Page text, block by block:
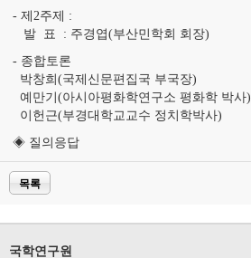
- 제2주제 :
발 표 : 주경엽(부산민학회 회장)
- 종합토론
박창희(국제신문편집국 부국장)
예만기(아시아평화학연구소 평화학 박사)
이헌근(부경대학교교수 정치학박사)
◈ 질의응답
목록
국학연구원